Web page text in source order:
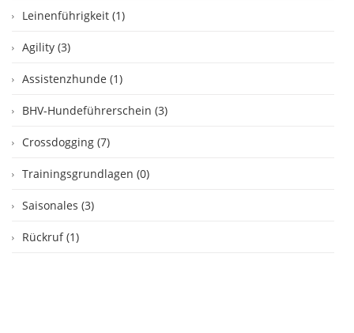
Leinenführigkeit (1)
Agility (3)
Assistenzhunde (1)
BHV-Hundeführerschein (3)
Crossdogging (7)
Trainingsgrundlagen (0)
Saisonales (3)
Rückruf (1)